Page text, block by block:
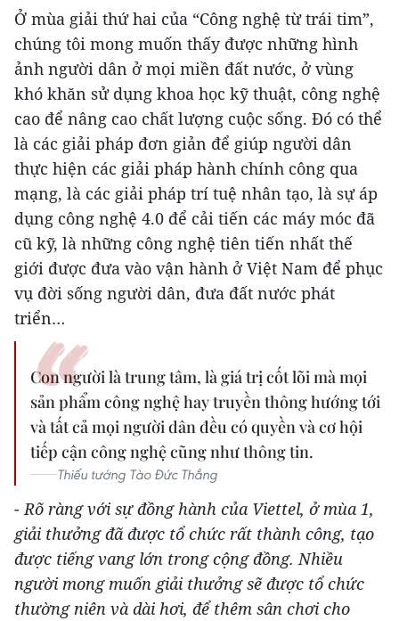
Ở mùa giải thứ hai của “Công nghệ từ trái tim”,
chúng tôi mong muốn thấy được những hình
ảnh người dân ở mọi miền đất nước, ở vùng
khó khăn sử dụng khoa học kỹ thuật, công nghệ
cao để nâng cao chất lượng cuộc sống. Đó có thể
là các giải pháp đơn giản để giúp người dân
thực hiện các giải pháp hành chính công qua
mạng, là các giải pháp trí tuệ nhân tạo, là sự áp
dụng công nghệ 4.0 để cải tiến các máy móc đã
cũ kỹ, là những công nghệ tiên tiến nhất thế
giới được đưa vào vận hành ở Việt Nam để phục
vụ đời sống người dân, đưa đất nước phát
triển…
Con người là trung tâm, là giá trị cốt lõi mà mọi
sản phẩm công nghệ hay truyền thông hướng tới
và tất cả mọi người dân đều có quyền và cơ hội
tiếp cận công nghệ cũng như thông tin.
Thiếu tướng Tào Đức Thắng
- Rõ ràng với sự đồng hành của Viettel, ở mùa 1,
giải thưởng đã được tổ chức rất thành công, tạo
được tiếng vang lớn trong cộng đồng. Nhiều
người mong muốn giải thưởng sẽ được tổ chức
thường niên và dài hơi, để thêm sân chơi cho